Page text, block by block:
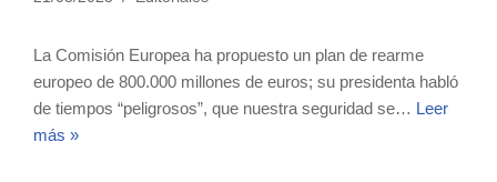
La Comisión Europea ha propuesto un plan de rearme
europeo de 800.000 millones de euros; su presidenta habló
de tiempos “peligrosos”, que nuestra seguridad se… Leer
más »